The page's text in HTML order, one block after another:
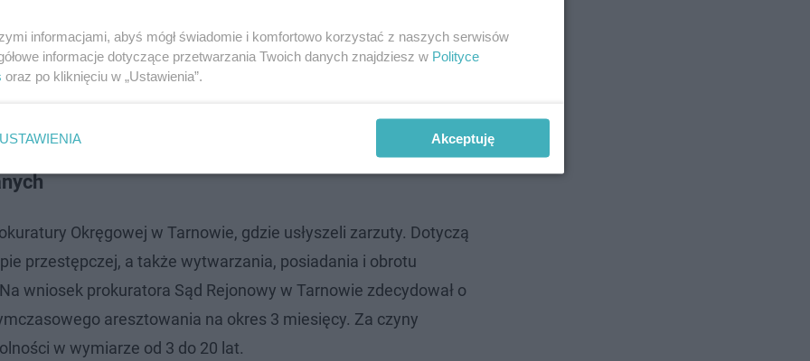
policjanci odnaleźli amfetaminę, MDMA, mefedron,
natrafili również na uprawę konopi innych niż włókniste,
tego celu pomieszczeniu. Oprócz narkotyków zabezpieczono
telefony komórkowe, nośniki danych oraz woreczki strunowe.
analiz kryminalistycznych i informatycznych.
Okręgowej w Tarnowie, gdzie usłyszeli zarzuty. Dotyczą
przestępczej, a także wytwarzania, posiadania i obrotu
wniosek prokuratora Sąd Rejonowy w Tarnowie zdecydował o
aresztowania na okres 3 miesięcy. Za czyny
w wymiarze od 3 do 20 lat.
informacjami, abyś mógł świadomie i komfortowo korzystać z naszych serwisów
informacje dotyczące przetwarzania Twoich danych znajdziesz w Polityce
oraz po kliknięciu w „Ustawienia”.
USTAWIENIA Akceptuję